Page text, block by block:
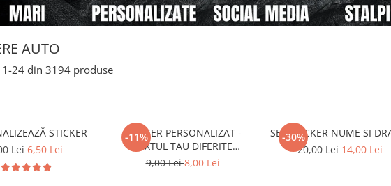
AUTO
1-24 din 3194 produse
STICKER
Lei6,50 Lei
-11%
STICKER PERSONALIZAT -
TEXTUL TAU DIFERITE
FONTURI
9,00 Lei8,00 Lei
-30%
SET STICKER NUME SI
20,00 Lei14,00 Lei